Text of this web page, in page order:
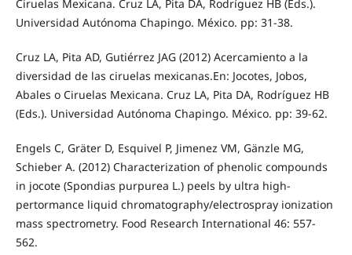
Ciruelas Mexicana. Cruz LA, Pita DA, Rodríguez HB (Eds.).
Universidad Autónoma Chapingo. México. pp: 31-38.
Cruz LA, Pita AD, Gutiérrez JAG (2012) Acercamiento a la
diversidad de las ciruelas mexicanas.En: Jocotes, Jobos,
Abales o Ciruelas Mexicana. Cruz LA, Pita DA, Rodríguez HB
(Eds.). Universidad Autónoma Chapingo. México. pp: 39-62.
Engels C, Gräter D, Esquivel P, Jimenez VM, Gänzle MG,
Schieber A. (2012) Characterization of phenolic compounds
in jocote (Spondias purpurea L.) peels by ultra high-
pertormance liquid chromatography/electrospray ionization
mass spectrometry. Food Research International 46: 557-
562.